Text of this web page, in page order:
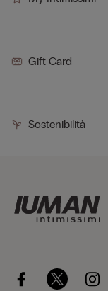
Gift Card
Sostenibilità